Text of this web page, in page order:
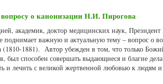
о канонизации Н.И. Пирогова
академик, доктор медицинских наук, Президент
поднимает важную и актуальную тему – вопрос о
(1810-1881). Автор убежден в том, что только
был способен совершать выдающиеся и благие
и лечить с великой жертвенной любовью к людям